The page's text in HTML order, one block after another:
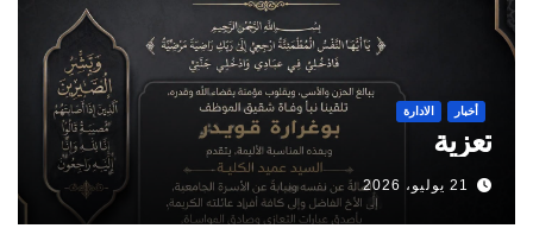
أخبار الادارة
تعزية
21 يوليو، 2026